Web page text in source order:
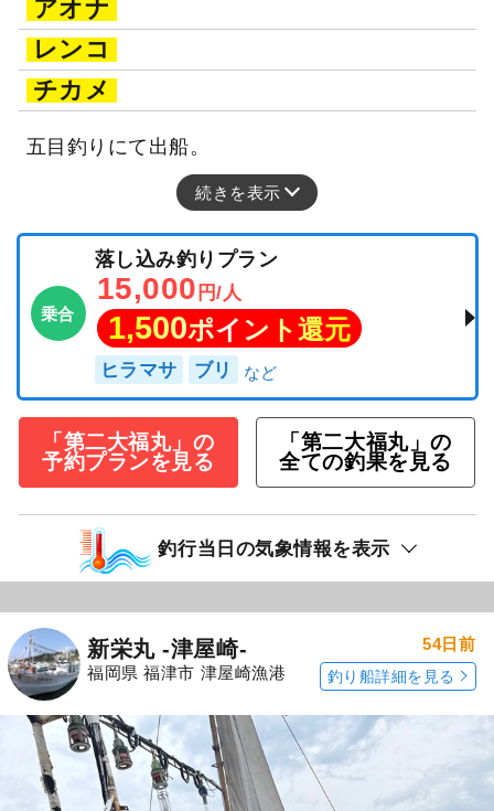
アオナ
レンコ
チカメ
五目釣りにて出船。
続きを表示
乗合
落し込み釣りプラン
15,000 円/人
1,500ポイント還元
ヒラマサ ブリ
「第二大福丸」の
予約プランを見る
「第二大福丸」の
全ての釣果を見る
釣行当日の気象情報を表示
新栄丸 -津屋崎-
福岡県 福津市 津屋崎漁港
54日前
釣り船詳細を見る